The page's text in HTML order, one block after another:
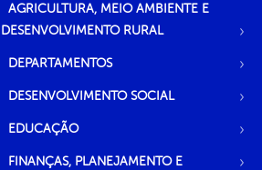
AGRICULTURA, MEIO AMBIENTE E
DESENVOLVIMENTO RURAL
DEPARTAMENTOS
DESENVOLVIMENTO SOCIAL
EDUCAÇÃO
FINANÇAS, PLANEJAMENTO E